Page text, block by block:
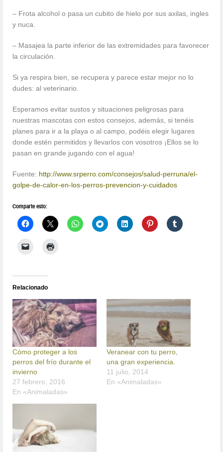
– Frota alcohol o pasa un cubito de hielo por sus axilas, ingles
y nuca.
– Masajea la parte inferior de las extremidades para favorecer
la circulación.
Si ya respira bien, se recupera y parece estar mejor no lo
dudes: al veterinario.
Esperamos evitar sustos y situaciones peligrosas para
nuestras mascotas con estos consejos, además, si tenéis
planes para ir a la playa o al campo, podéis elegir lugares
donde estén permitidos y llevarlos con vosotros ¡Ellos se lo
pasan en grande jugando con el agua!
Fuente: http://www.srperro.com/consejos/salud-perruna/el-
golpe-de-calor-en-los-perros-prevencion-y-cuidados
Comparte esto:
Relacionado
Cómo proteger a los
perros del frío durante el
invierno
27 febrero, 2016
En «Animaladas»
Veranear con tu perro,
una gran experiencia.
11 julio, 2014
En «Animaladas»